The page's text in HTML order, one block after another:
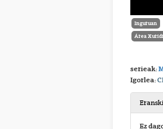
Inguruan
Área
serieak:
Igorlea:
Ez